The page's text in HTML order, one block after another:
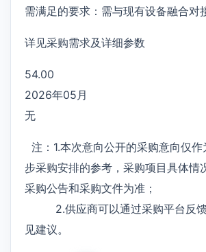
需满足的要求：需与现有设备融合对
详见采购需求及详细参数
54.00
2026年05月
无
注：1.本次意向公开的采购意向仅
步采购安排的参考，采购项目具体情
采购公告和采购文件为准；
2.供应商可以通过采购平台反馈
见建议。